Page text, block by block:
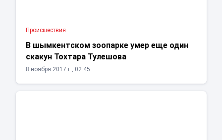
Проиcшествия
В шымкентском зоопарке умер еще один
скакун Тохтара Тулешова
8 ноября 2017 г., 02:45